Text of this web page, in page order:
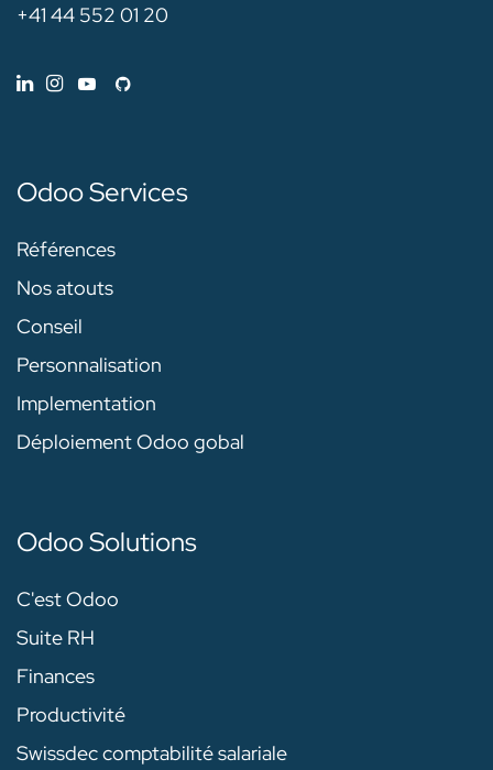
+41 44 552 01 20
Odoo Services
Références
Nos atouts
Conseil
Personnalisation
Implementation
Déploiement Odoo gobal
Odoo Solutions
C'est Odoo
Suite RH
Finances
Productivité
Swissdec comptabilité salariale